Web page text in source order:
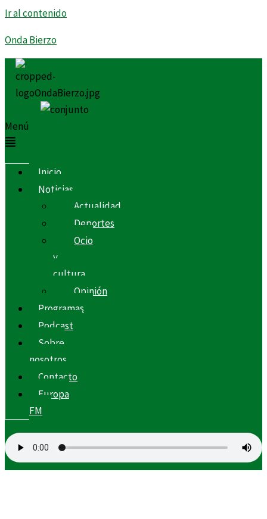
Ir al contenido
Onda Bierzo
Menú
Inicio
Noticias
Actualidad
Deportes
Ocio
y
cultura
Opinión
Programas
Podcast
Sobre
nosotros
Contacto
Europa
FM